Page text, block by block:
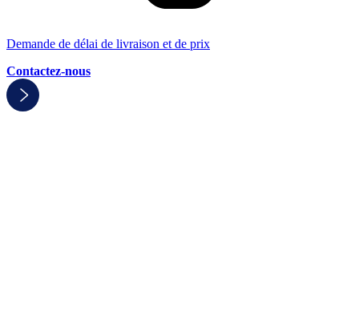
Demande de délai de livraison et de prix
Contactez-nous